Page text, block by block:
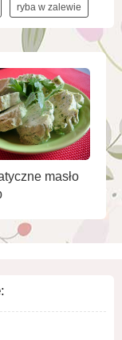
ryba w zalewie
masło